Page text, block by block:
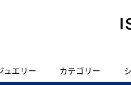
ュエリー カテゴリー